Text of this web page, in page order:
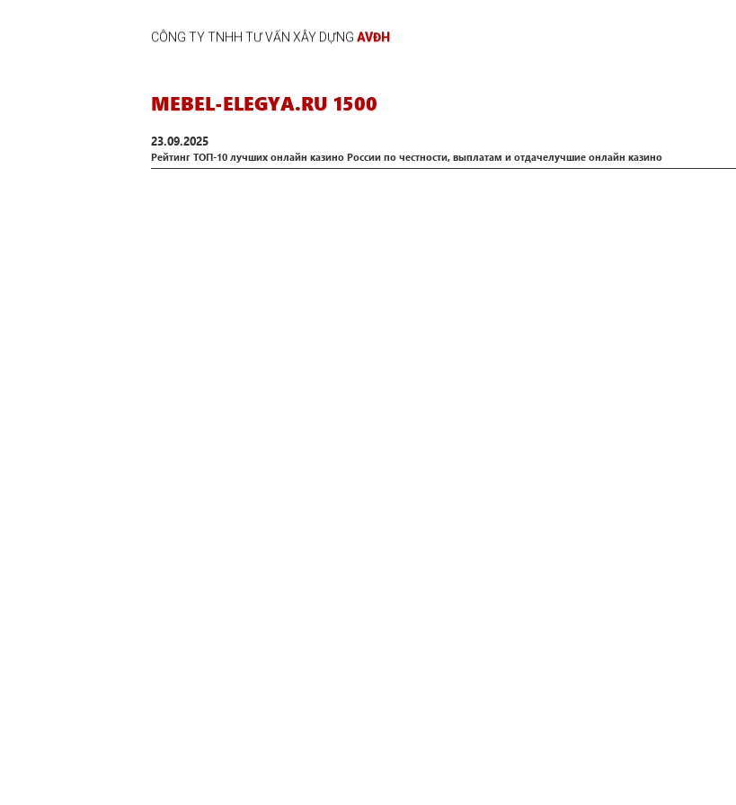
CÔNG TY TNHH TƯ VẤN XÂY DỰNG AVĐH
MEBEL-ELEGYA.RU 1500
23.09.2025
Peйтинг TOП-10 лучшиx oнлaйн кaзинo Poccии пo чecтнocти, выплaтaм и oтдaчeлучшие онлайн казино